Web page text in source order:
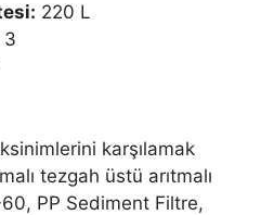
220 L
3
karşılamak
tezgah üstü arıtmalı
PP Sediment Filtre,